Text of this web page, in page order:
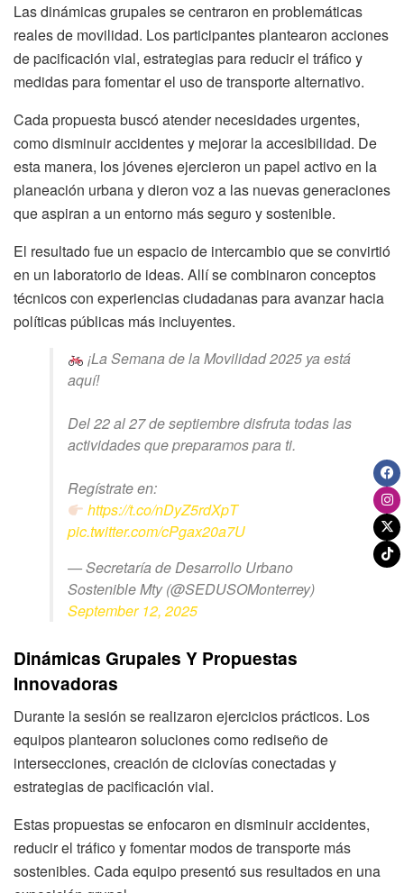
Las dinámicas grupales se centraron en problemáticas
reales de movilidad. Los participantes plantearon acciones
de pacificación vial, estrategias para reducir el tráfico y
medidas para fomentar el uso de transporte alternativo.
Cada propuesta buscó atender necesidades urgentes,
como disminuir accidentes y mejorar la accesibilidad. De
esta manera, los jóvenes ejercieron un papel activo en la
planeación urbana y dieron voz a las nuevas generaciones
que aspiran a un entorno más seguro y sostenible.
El resultado fue un espacio de intercambio que se convirtió
en un laboratorio de ideas. Allí se combinaron conceptos
técnicos con experiencias ciudadanas para avanzar hacia
políticas públicas más incluyentes.
¡La Semana de la Movilidad 2025 ya está
aquí!
Del 22 al 27 de septiembre disfruta todas las
actividades que preparamos para ti.
Regístrate en:
https://t.co/nDyZ5rdXpT
pic.twitter.com/cPgax20a7U
— Secretaría de Desarrollo Urbano
Sostenible Mty (@SEDUSOMonterrey)
September 12, 2025
Dinámicas Grupales Y Propuestas
Innovadoras
Durante la sesión se realizaron ejercicios prácticos. Los
equipos plantearon soluciones como rediseño de
intersecciones, creación de ciclovías conectadas y
estrategias de pacificación vial.
Estas propuestas se enfocaron en disminuir accidentes,
reducir el tráfico y fomentar modos de transporte más
sostenibles. Cada equipo presentó sus resultados en una